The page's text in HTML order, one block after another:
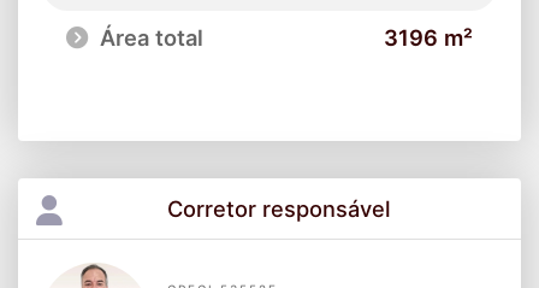
Área total
3196 m²
Corretor responsável